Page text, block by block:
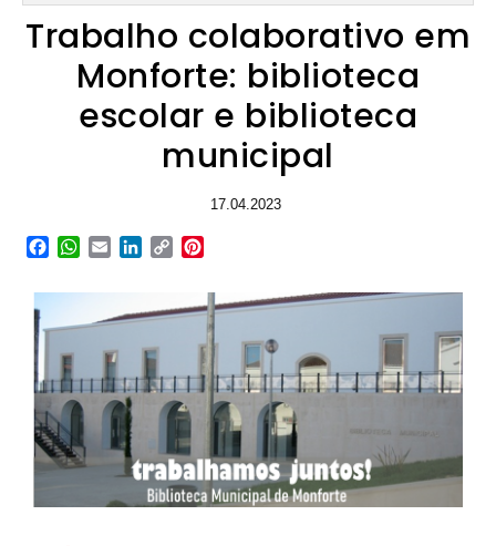
Trabalho colaborativo em
Monforte: biblioteca
escolar e biblioteca
municipal
17.04.2023
Facebook
WhatsApp
EmailLinkedIn
Copy